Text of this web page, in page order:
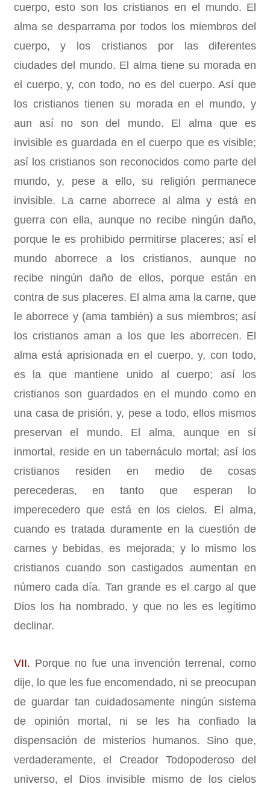
cuerpo, esto son los cristianos en el mundo. El
alma se desparrama por todos los miembros del
cuerpo, y los cristianos por las diferentes
ciudades del mundo. El alma tiene su morada en
el cuerpo, y, con todo, no es del cuerpo. Así que
los cristianos tienen su morada en el mundo, y
aun así no son del mundo. El alma que es
invisible es guardada en el cuerpo que es visible;
así los cristianos son reconocidos como parte del
mundo, y, pese a ello, su religión permanece
invisible. La carne aborrece al alma y está en
guerra con ella, aunque no recibe ningún daño,
porque le es prohibido permitirse placeres; así el
mundo aborrece a los cristianos, aunque no
recibe ningún daño de ellos, porque están en
contra de sus placeres. El alma ama la carne, que
le aborrece y (ama también) a sus miembros; así
los cristianos aman a los que les aborrecen. El
alma está aprisionada en el cuerpo, y, con todo,
es la que mantiene unido al cuerpo; así los
cristianos son guardados en el mundo como en
una casa de prisión, y, pese a todo, ellos mismos
preservan el mundo. El alma, aunque en sí
inmortal, reside en un tabernáculo mortal; así los
cristianos residen en medio de cosas
perecederas, en tanto que esperan lo
imperecedero que está en los cielos. El alma,
cuando es tratada duramente en la cuestión de
carnes y bebidas, es mejorada; y lo mismo los
cristianos cuando son castigados aumentan en
número cada día. Tan grande es el cargo al que
Dios los ha nombrado, y que no les es legítimo
declinar.
VII. Porque no fue una invención terrenal, como
dije, lo que les fue encomendado, ni se preocupan
de guardar tan cuidadosamente ningún sistema
de opinión mortal, ni se les ha confiado la
dispensación de misterios humanos. Sino que,
verdaderamente, el Creador Todopoderoso del
universo, el Dios invisible mismo de los cielos